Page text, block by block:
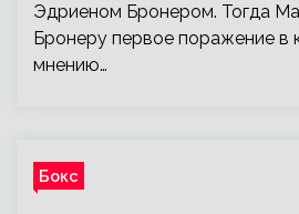
Эдриеном Бронером. Тогда
Бронеру первое поражение в
мнению…
Бокс